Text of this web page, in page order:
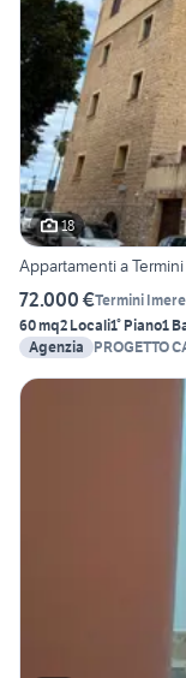
18
Appartamenti a
72.000 €Termini
60 mq2 Locali1° Piano1
Agenzia
PROGETTO